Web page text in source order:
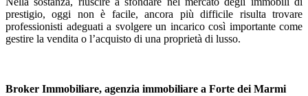
prestigio, oggi non è facile, ancora più difficile risulta trovare
professionisti adeguati a svolgere un incarico così importante come
gestire la vendita o l’acquisto di una proprietà di lusso.
Broker Immobiliare, agenzia immobiliare a Forte dei Marmi